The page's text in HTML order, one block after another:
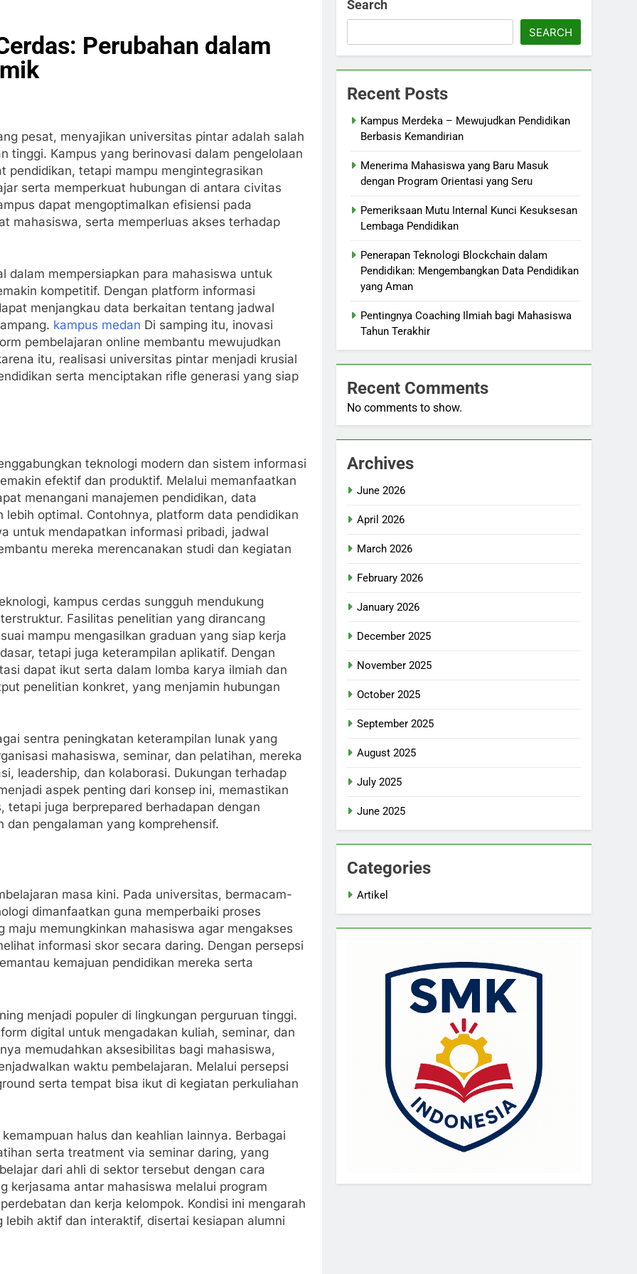
Perubahan dalam
pesat, menyajikan universitas pintar adalah salah
tinggi. Kampus yang berinovasi dalam pengelolaan
pendidikan, tetapi mampu mengintegrasikan
serta memperkuat hubungan di antara civitas
dapat mengoptimalkan efisiensi pada
mahasiswa, serta memperluas akses terhadap
dalam mempersiapkan para mahasiswa untuk
kompetitif. Dengan platform informasi
menjangkau data berkaitan tentang jadwal
kampus medan Di samping itu, inovasi
pembelajaran online membantu mewujudkan
itu, realisasi universitas pintar menjadi krusial
serta menciptakan rifle generasi yang siap
teknologi modern dan sistem informasi
efektif dan produktif. Melalui memanfaatkan
menangani manajemen pendidikan, data
optimal. Contohnya, platform data pendidikan
untuk mendapatkan informasi pribadi, jadwal
mereka merencanakan studi dan kegiatan
kampus cerdas sungguh mendukung
Fasilitas penelitian yang dirancang
mampu mengasilkan graduan yang siap kerja
tetapi juga keterampilan aplikatif. Dengan
dapat ikut serta dalam lomba karya ilmiah dan
penelitian konkret, yang menjamin hubungan
sentra peningkatan keterampilan lunak yang
mahasiswa, seminar, dan pelatihan, mereka
leadership, dan kolaborasi. Dukungan terhadap
aspek penting dari konsep ini, memastikan
juga berprepared berhadapan dengan
pengalaman yang komprehensif.
masa kini. Pada universitas, bermacam-
dimanfaatkan guna memperbaiki proses
memungkinkan mahasiswa agar mengakses
informasi skor secara daring. Dengan persepsi
kemajuan pendidikan mereka serta
menjadi populer di lingkungan perguruan tinggi.
digital untuk mengadakan kuliah, seminar, dan
memudahkan aksesibilitas bagi mahasiswa,
waktu pembelajaran. Melalui persepsi
serta tempat bisa ikut di kegiatan perkuliahan
halus dan keahlian lainnya. Berbagai
serta treatment via seminar daring, yang
dari ahli di sektor tersebut dengan cara
kerjasama antar mahasiswa melalui program
dan kerja kelompok. Kondisi ini mengarah
aktif dan interaktif, disertai kesiapan alumni
Search
SEARCH
Recent Posts
Kampus Merdeka – Mewujudkan Pendidikan
Berbasis Kemandirian
Menerima Mahasiswa yang Baru Masuk
dengan Program Orientasi yang Seru
Pemeriksaan Mutu Internal Kunci Kesuksesan
Lembaga Pendidikan
Penerapan Teknologi Blockchain dalam
Pendidikan: Mengembangkan Data Pendidikan
yang Aman
Pentingnya Coaching Ilmiah bagi Mahasiswa
Tahun Terakhir
Recent Comments
No comments to show.
Archives
June 2026
April 2026
March 2026
February 2026
January 2026
December 2025
November 2025
October 2025
September 2025
August 2025
July 2025
June 2025
Categories
Artikel